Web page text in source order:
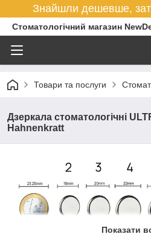
Знайшли дешевше,
Стоматологічний магазин
Товари та послуги
Дзеркала стоматологічні
Hahnenkratt
Показати